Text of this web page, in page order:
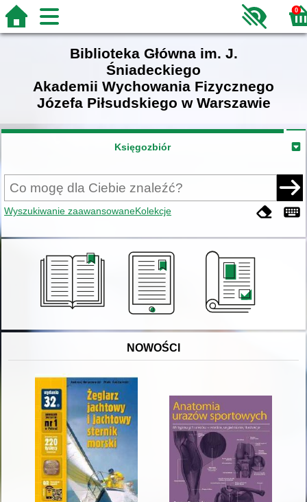
0
Biblioteka Główna im. J.
Śniadeckiego
Akademii Wychowania Fizycznego
Józefa Piłsudskiego w Warszawie
Księgozbiór
Wyszukiwanie zaawansowaneKolekcje
NOWOŚCI